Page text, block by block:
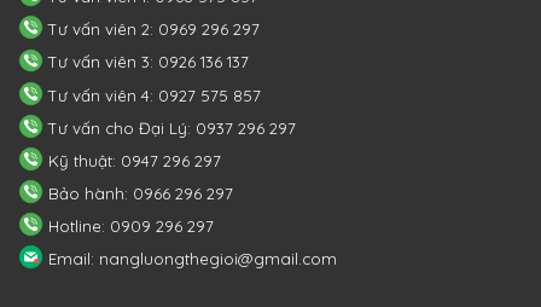
Tư vấn viên 2: 0969 296 297
Tư vấn viên 3: 0926 136 137
Tư vấn viên 4: 0927 575 857
Tư vấn cho Đại Lý: 0937 296 297
Kỹ thuật: 0947 296 297
Bảo hành: 0966 296 297
Hotline: 0909 296 297
Email: nangluongthegioi@gmail.com